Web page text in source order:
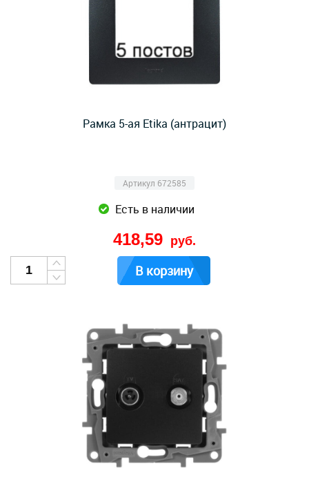
Рамка 5-ая Etika (антрацит)
Артикул 672585
Есть в наличии
418,59 руб.
В корзину